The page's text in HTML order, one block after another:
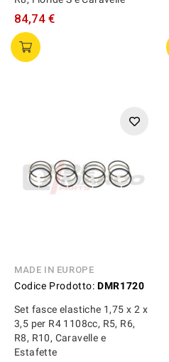
84,74 €
MADE IN EUROPE
Codice Prodotto: DMR1720
Set fasce elastiche 1,75 x 2 x
3,5 per R4 1108cc, R5, R6,
R8, R10, Caravelle e
Estafette